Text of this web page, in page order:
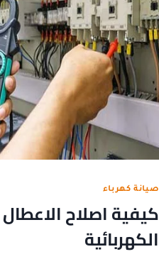
صيانة كهرباء
كيفية اصلاح الاعطال
الكهربائية